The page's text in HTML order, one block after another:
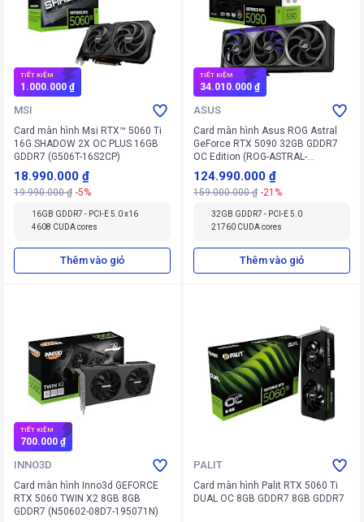
TIẾT KIỆM
1.000.000 ₫
MSI
Card màn hình Msi RTX™ 5060 Ti
16G SHADOW 2X OC PLUS 16GB
GDDR7 (G506T-16S2CP)
18.990.000 ₫
19.990.000 ₫ -5%
16GB GDDR7 - PCI-E 5.0 x16
4608 CUDA cores
Thêm vào giỏ
TIẾT KIỆM
34.010.000 ₫
ASUS
Card màn hình Asus ROG Astral
GeForce RTX 5090 32GB GDDR7
OC Edition (ROG-ASTRAL-
RTX5090-O32G-GAMING)
124.990.000 ₫
159.000.000 ₫ -21%
32GB GDDR7 - PCI-E 5.0
21760 CUDA cores
Thêm vào giỏ
TIẾT KIỆM
700.000 ₫
INNO3D
Card màn hình Inno3d GEFORCE
RTX 5060 TWIN X2 8GB 8GB
GDDR7 (N50602-08D7-195071N)
PALIT
Card màn hình Palit RTX 5060 Ti
DUAL OC 8GB GDDR7 8GB GDDR7